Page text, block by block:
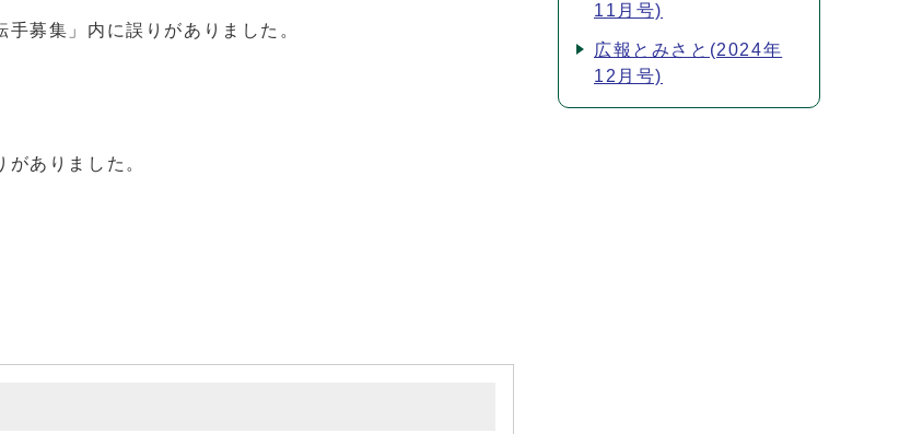
募集」内に誤りがありました。
ありました。
11月号)
広報とみさと(2024年
12月号)